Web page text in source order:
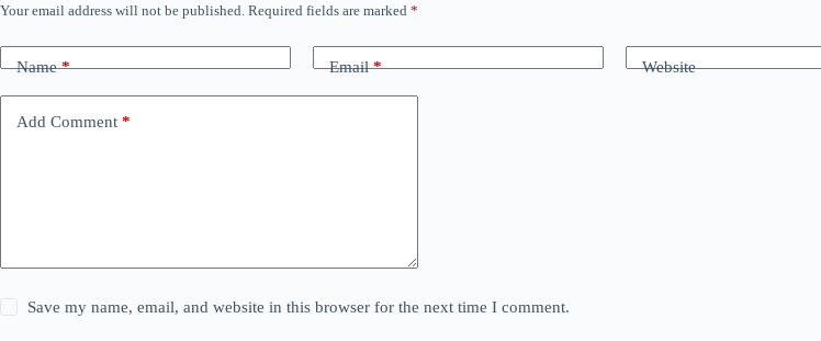
Your email address will not be published. Required fields are marked *
Name* Email* Website
Add Comment *
Save my name, email, and website in this browser for the next time I comment.